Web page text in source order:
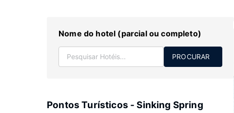
Nome do hotel (parcial ou completo)
PROCURAR
Pontos Turísticos - Sinking Spring